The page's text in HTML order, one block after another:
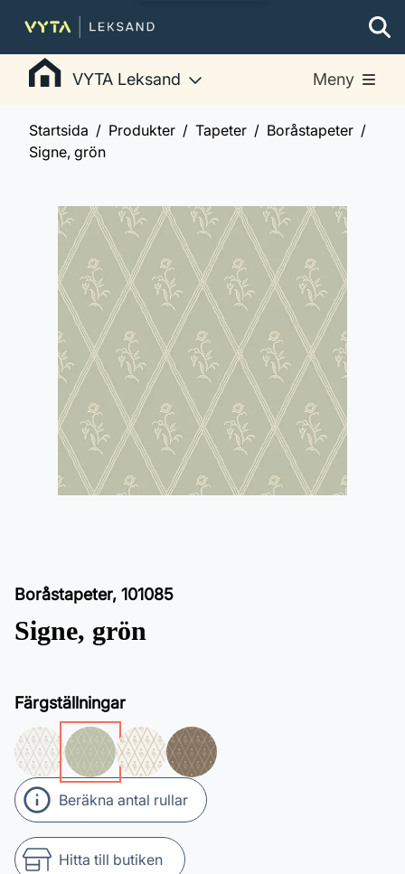
VYTA Leksand Meny
Startsida Produkter Tapeter
Boråstapeter
Signe, grön
Boråstapeter, 101085
Signe, grön
Färgställningar
Beräkna antal rullar
Hitta till butiken